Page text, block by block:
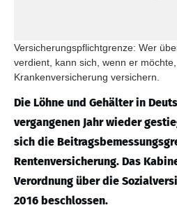
Versicherungspflichtgrenze: Wer
verdient, kann sich, wenn er
Krankenversicherung versichern.
Die Löhne und Gehälter in
vergangenen Jahr wieder
sich die
Rentenversicherung. Das
Verordnung über die
2016 beschlossen.